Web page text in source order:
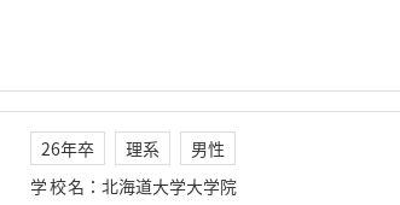
26年卒 理系
男性
学校名 ： 北海道大学大学院